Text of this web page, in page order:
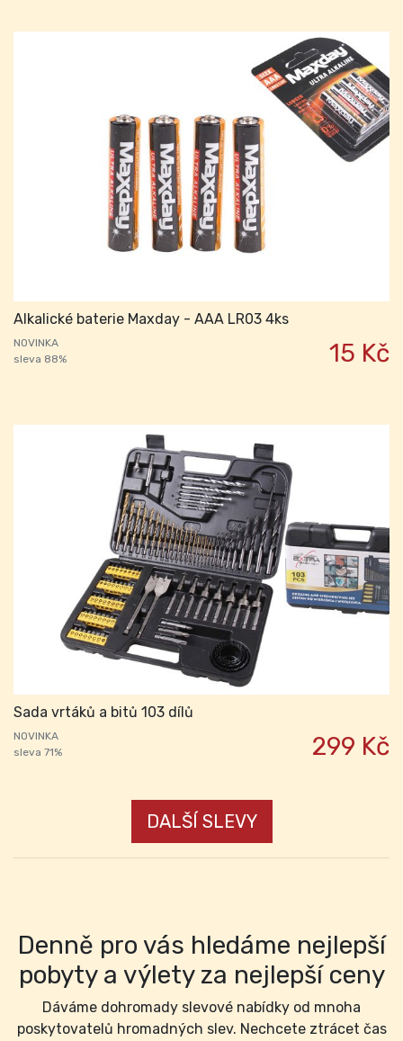
Alkalické baterie Maxday - AAA LR03 4ks
NOVINKA
sleva 88%
15 Kč
Sada vrtáků a bitů 103 dílů
NOVINKA
sleva 71%
299 Kč
DALŠÍ SLEVY
Denně pro vás hledáme nejlepší
pobyty a výlety za nejlepší ceny
Dáváme dohromady slevové nabídky od mnoha
poskytovatelů hromadných slev. Nechcete ztrácet čas